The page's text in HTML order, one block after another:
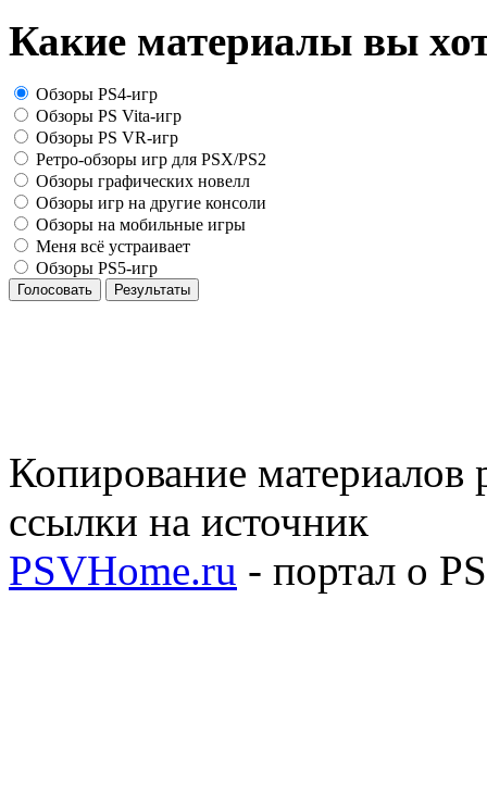
Какие материалы вы
Обзоры PS4-игр
Обзоры PS Vita-игр
Обзоры PS VR-игр
Ретро-обзоры игр для PSX/PS2
Обзоры графических новелл
Обзоры игр на другие консоли
Обзоры на мобильные игры
Меня всё устраивает
Обзоры PS5-игр
Голосовать Результаты
Копирование материалов
ссылки на источник
PSVHome.ru - портал о